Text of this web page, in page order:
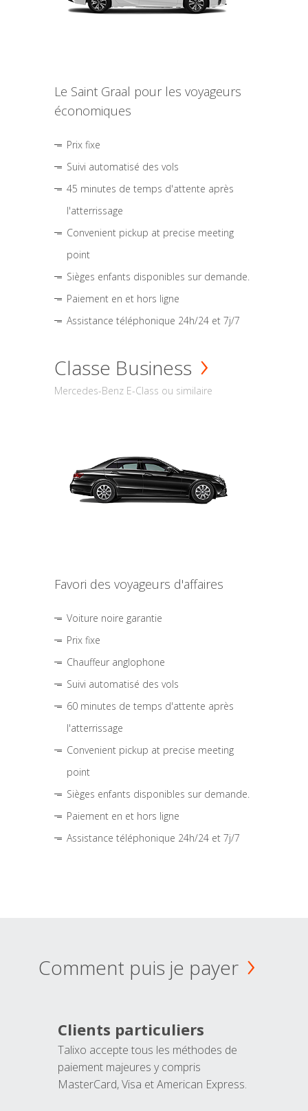
Le Saint Graal pour les voyageurs
économiques
Prix fixe
Suivi automatisé des vols
45 minutes de temps d'attente après
l'atterrissage
Convenient pickup at precise meeting
point
Sièges enfants disponibles sur demande.
Paiement en et hors ligne
Assistance téléphonique 24h/24 et 7j/7
Classe Business
Mercedes-Benz E-Class ou similaire
Favori des voyageurs d'affaires
Voiture noire garantie
Prix fixe
Chauffeur anglophone
Suivi automatisé des vols
60 minutes de temps d'attente après
l'atterrissage
Convenient pickup at precise meeting
point
Sièges enfants disponibles sur demande.
Paiement en et hors ligne
Assistance téléphonique 24h/24 et 7j/7
Comment puis je payer
Clients particuliers
Talixo accepte tous les méthodes de
paiement majeures y compris
MasterCard, Visa et American Express.